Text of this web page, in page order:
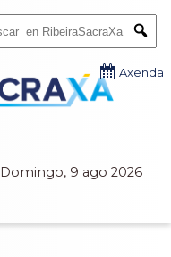
Domingo, 9 ago 2026
Axenda